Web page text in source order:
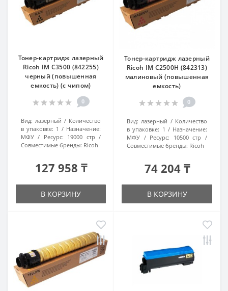
Тонер-картридж лазерный
Ricoh IM C3500 (842255)
черный (повышенная
емкость) (с чипом)
0
Вид: лазерный
Количество
в упаковке: 1
Назначение:
МФУ
Ресурс: 19000 стр
Совместимые бренды: Ricoh
127 958 ₸
В КОРЗИНУ
Тонер-картридж лазерный
Ricoh IM C2500H (842313)
малиновый (повышенная
емкость)
0
Вид: лазерный
Количество
в упаковке: 1
Назначение:
МФУ
Ресурс:
10500 стр
Совместимые бренды: Ricoh
74 204 ₸
В КОРЗИНУ